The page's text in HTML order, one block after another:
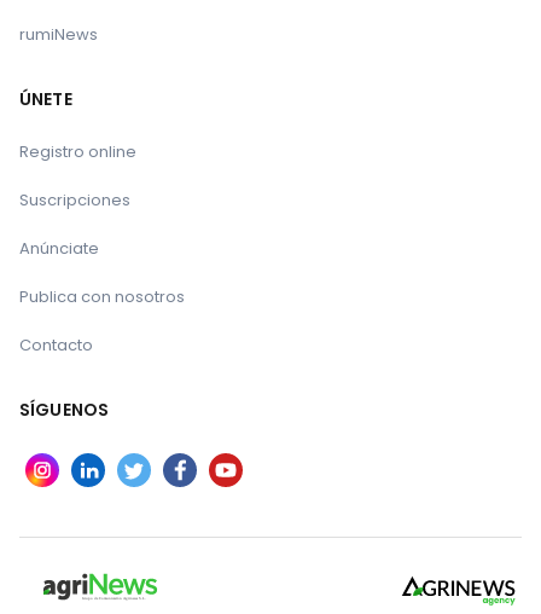
rumiNews
ÚNETE
Registro online
Suscripciones
Anúnciate
Publica con nosotros
Contacto
SÍGUENOS